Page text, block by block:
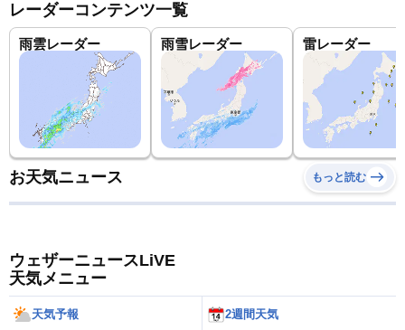
レーダーコンテンツ一覧
雨雲レーダー 雨雪レーダー 雷レーダー
お天気ニュース もっと読む
ウェザーニュースLiVE
天気メニュー
天気予報 2週間天気